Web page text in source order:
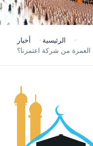
الرئيسية
أخبار
العمرة من شركة اعتمرنا؟